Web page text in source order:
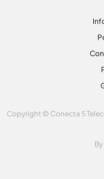
Copyright © Conecta 5
By